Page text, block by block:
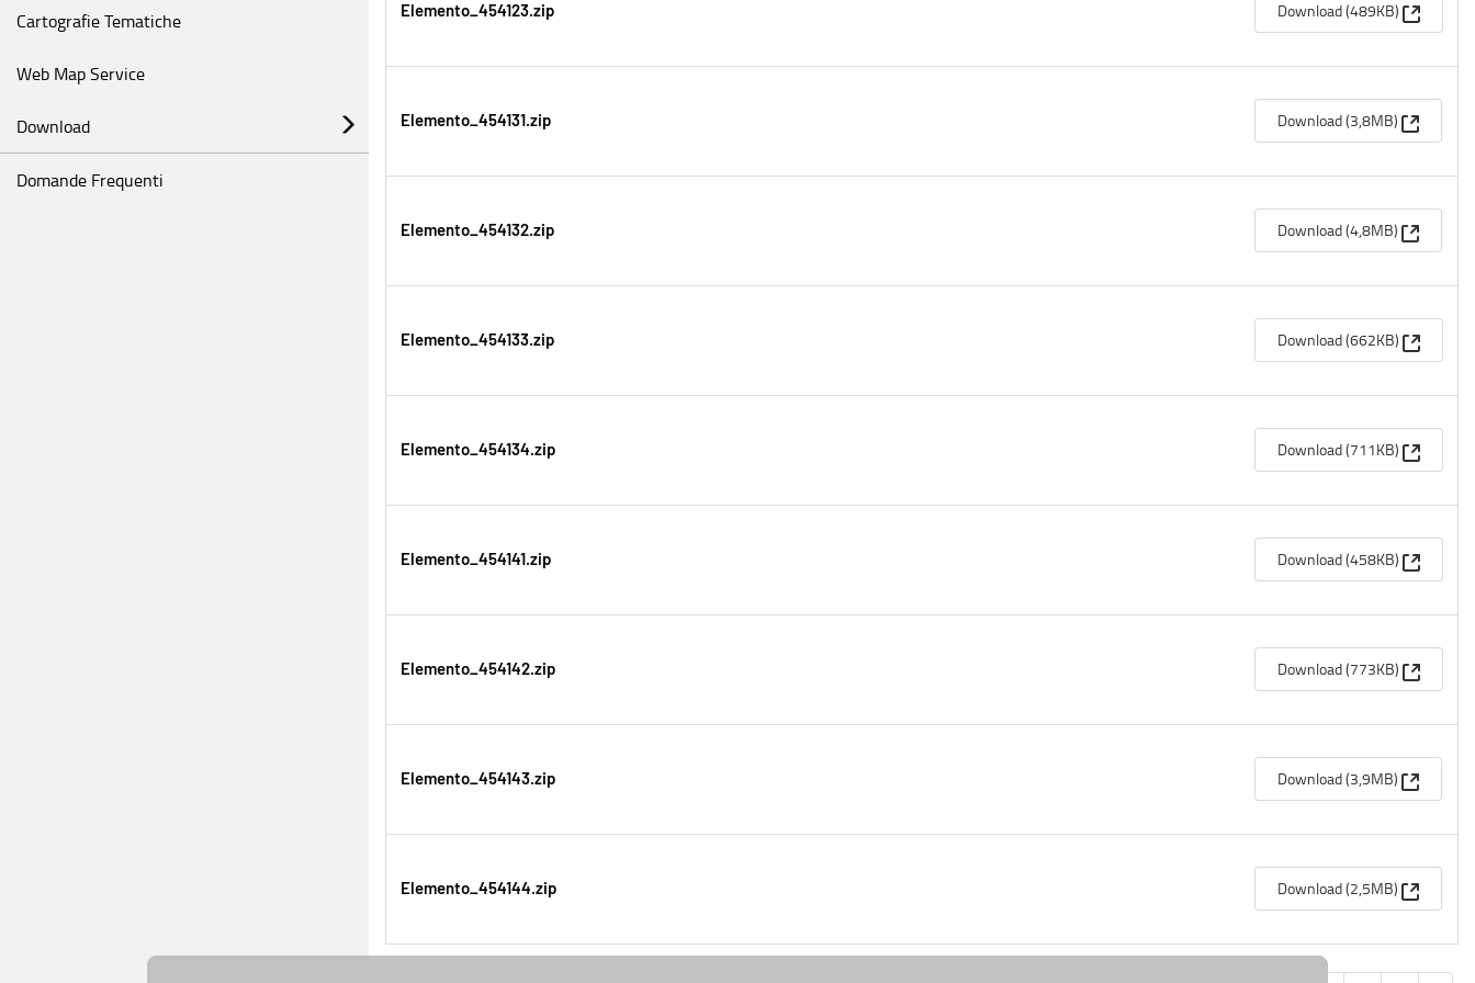
Cartografie Tematiche
Web Map Service
Download
Domande Frequenti
Elemento_454123.zip Download (489KB) (Apre
Elemento_454131.zip Download (3,8MB) (Apre
Elemento_454132.zip Download (4,8MB) (Apre
Elemento_454133.zip Download (662KB) (Apre
Elemento_454134.zip Download (711KB) (Apre
Elemento_454141.zip Download (458KB) (Apre
Elemento_454142.zip Download (773KB) (Apre
Elemento_454143.zip Download (3,9MB) (Apre
Elemento_454144.zip Download (2,5MB) (Apre